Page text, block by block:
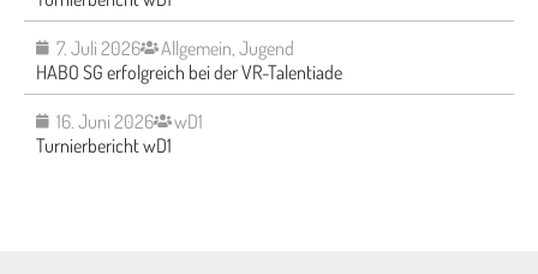
7. Juli 2026 Allgemein, Jugend
HABO SG erfolgreich bei der VR-Talentiade
16. Juni 2026
wD1
Turnierbericht wD1